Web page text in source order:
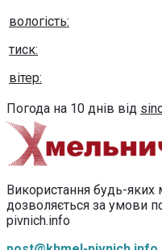
вологість:
тиск:
вітер:
Погода на 10 днів від
Використання будь-яких
дозволяється за умови
pivnich.info